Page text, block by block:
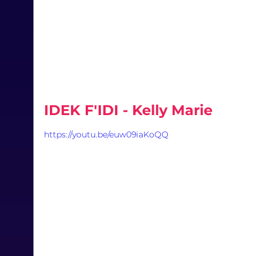
IDEK F'IDI - Kelly Marie
https://youtu.be/euw09iaKoQQ